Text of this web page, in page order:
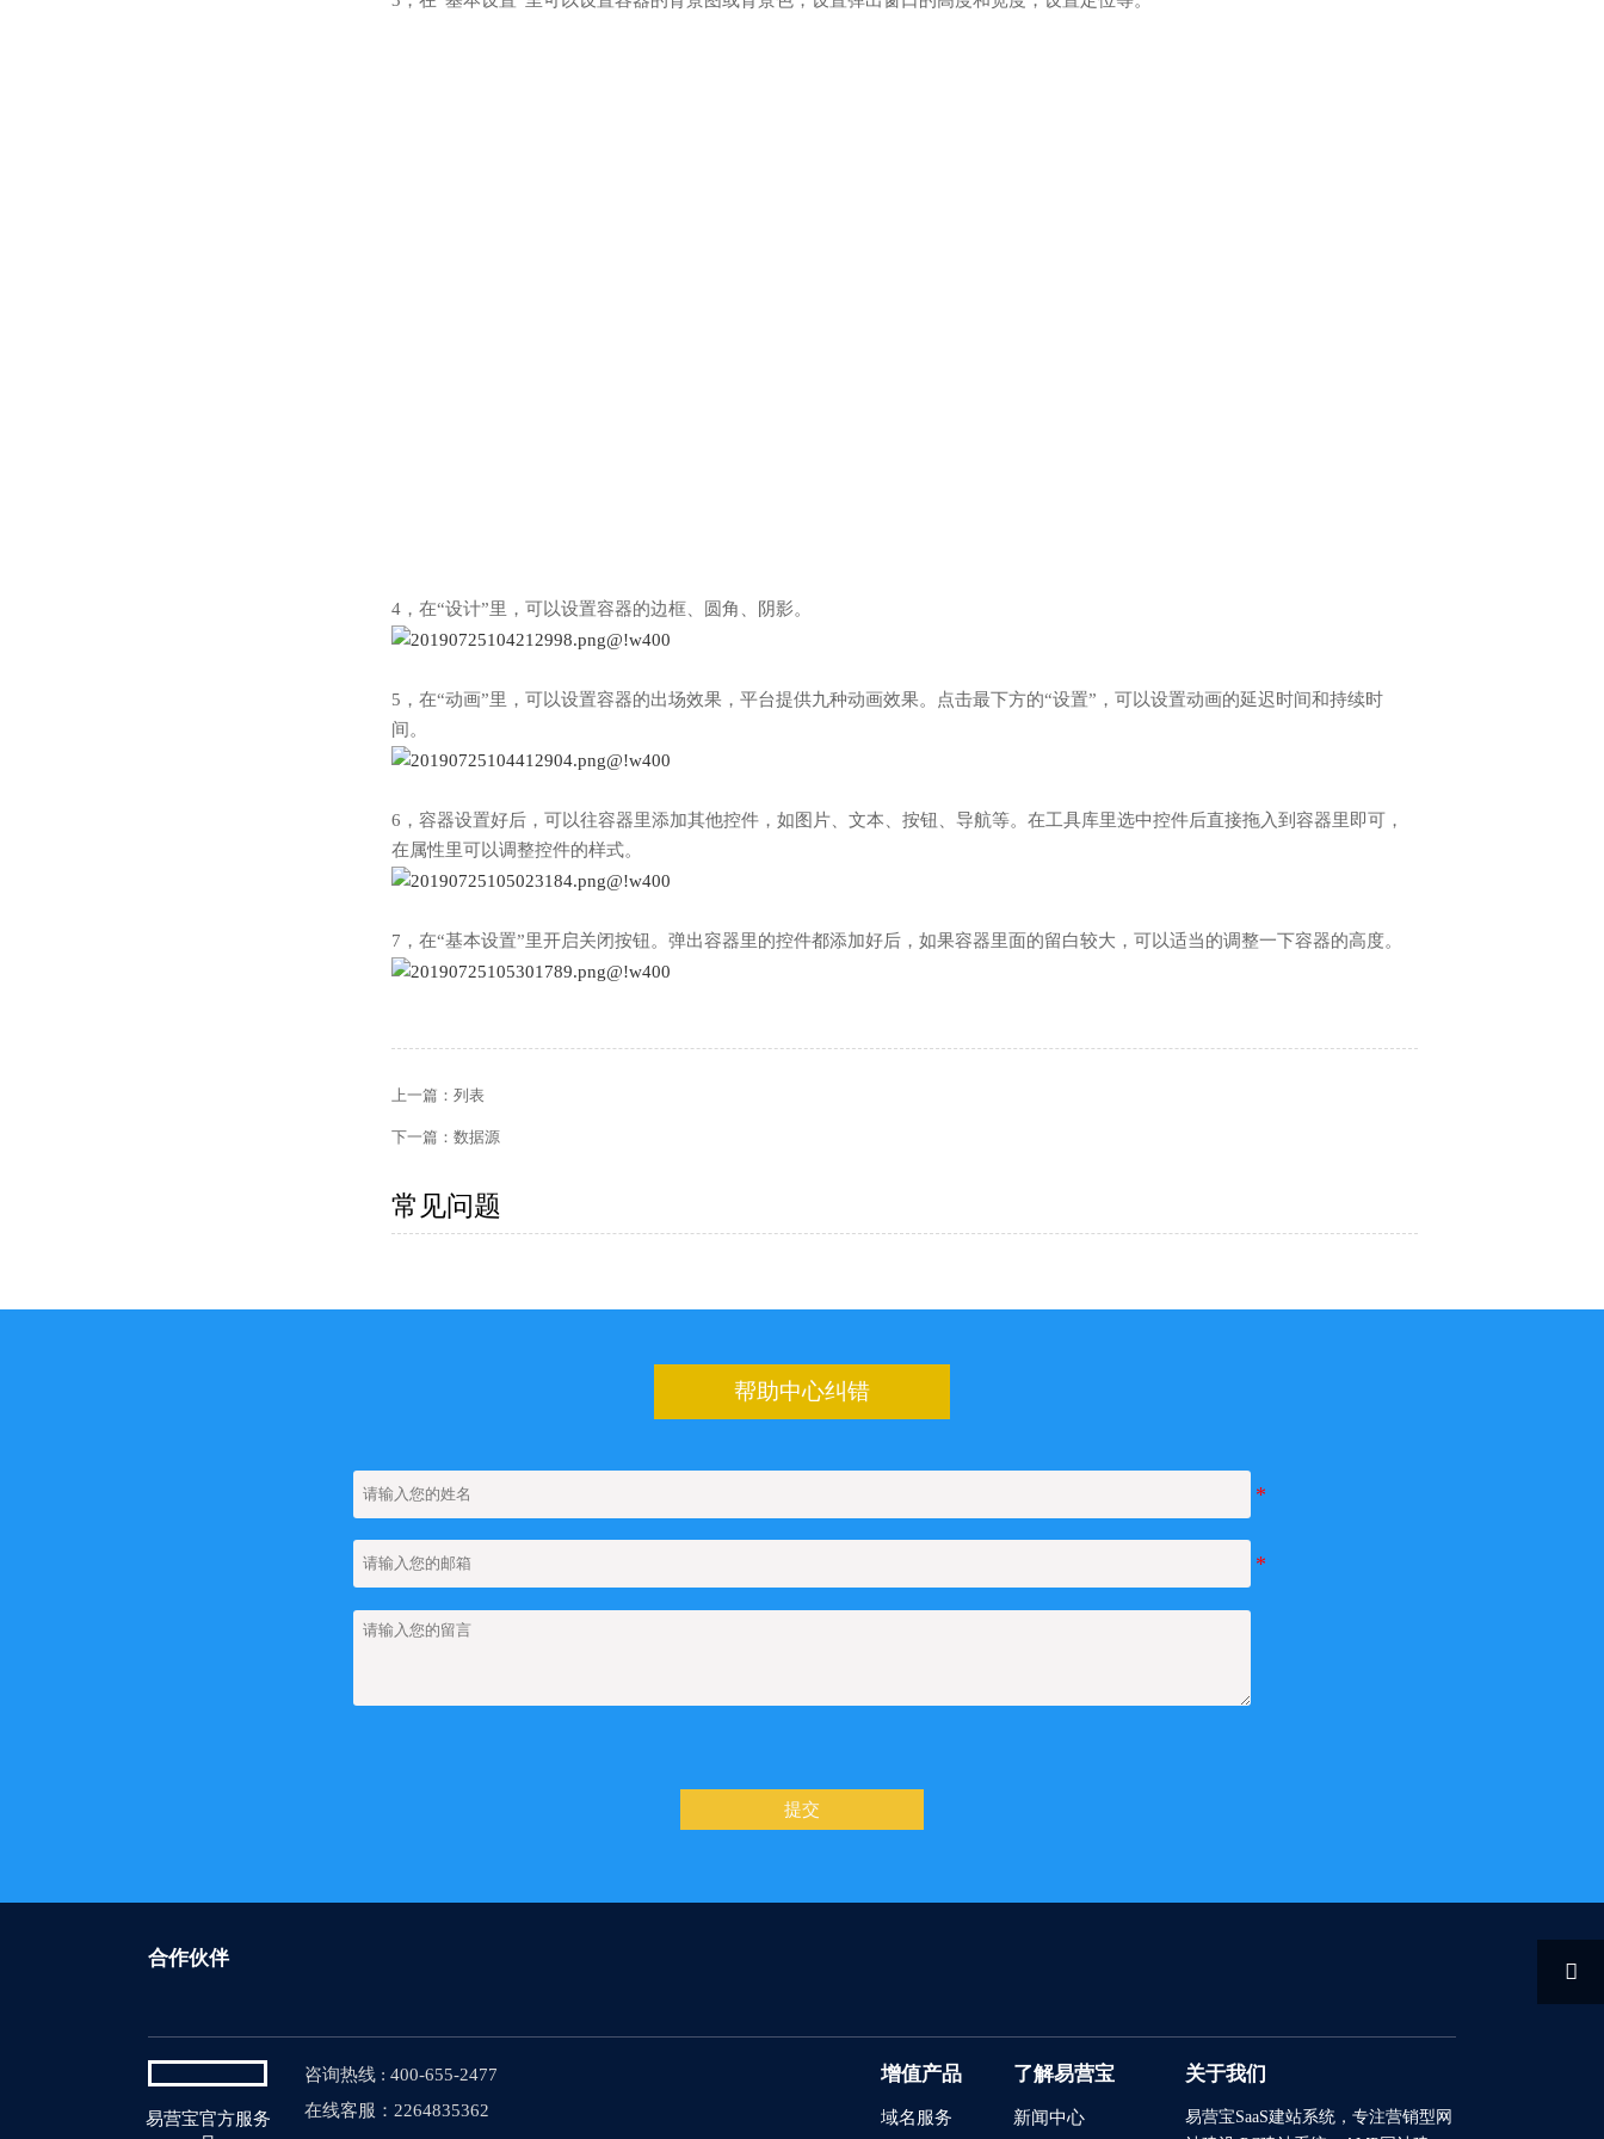
4，在“设计”里，可以设置容器的边框、圆角、阴影。
5，在“动画”里，可以设置容器的出场效果，平台提供九种动画效果。点击最下方的“设置”，可以设置动画的延迟时间和持续时
间。
6，容器设置好后，可以往容器里添加其他控件，如图片、文本、按钮、导航等。在工具库里选中控件后直接拖入到容器里即可，
在属性里可以调整控件的样式。
7，在“基本设置”里开启关闭按钮。弹出容器里的控件都添加好后，如果容器里面的留白较大，可以适当的调整一下容器的高度。
上一篇： 列表
下一篇： 数据源
常见问题
帮助中心纠错
提交
合作伙伴
易营宝官方服务
咨询热线 : 400-655-2477
在线客服：2264835362
增值产品
域名服务
了解易营宝
新闻中心
关于我们
易营宝SaaS建站系统，专注营销型网
